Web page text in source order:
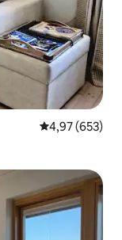
Gemiddelde
4,97 (653)